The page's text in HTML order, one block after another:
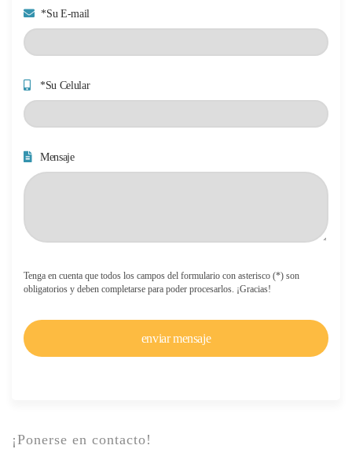
*Su E-mail
*Su Celular
Mensaje
Tenga en cuenta que todos los campos del formulario con asterisco (*) son
obligatorios y deben completarse para poder procesarlos. ¡Gracias!
¡Ponerse en contacto!